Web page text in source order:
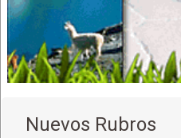
Nuevos Rubros